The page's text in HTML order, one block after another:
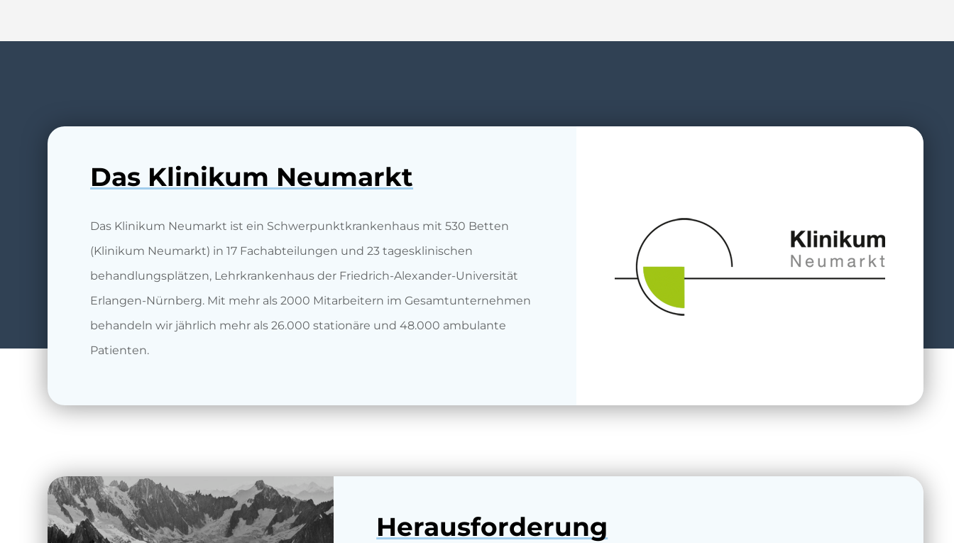
Das Klinikum Neumarkt
Das Klinikum Neumarkt ist ein Schwerpunktkrankenhaus mit 530 Betten
(Klinikum Neumarkt) in 17 Fachabteilungen und 23 tagesklinischen
behandlungsplätzen, Lehrkrankenhaus der Friedrich-Alexander-Universität
Erlangen-Nürnberg. Mit mehr als 2000 Mitarbeitern im Gesamtunternehmen
behandeln wir jährlich mehr als 26.000 stationäre und 48.000 ambulante
Patienten.
Herausforderung